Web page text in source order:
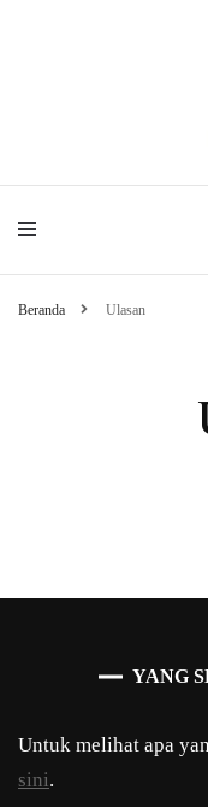
Nalarasa
Beranda Ulasan
YANG
Untuk melihat apa
sini.